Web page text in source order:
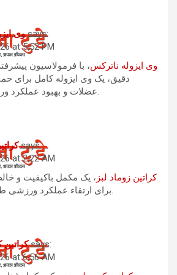
وی says:
at 5:52 PM
وی ایزوله ناترکس، با فرمولاسیون
دقیق، یک وی ایزوله کامل برای
عضلات و بهبود عملکرد ورزشی است.
says:
at 2:22 AM
کراتین زوماد لبز ، یک مکمل باکیفیت و
برای ارتقاء عملکرد ورزشی طراحی شده.
says:
at 6:56 AM